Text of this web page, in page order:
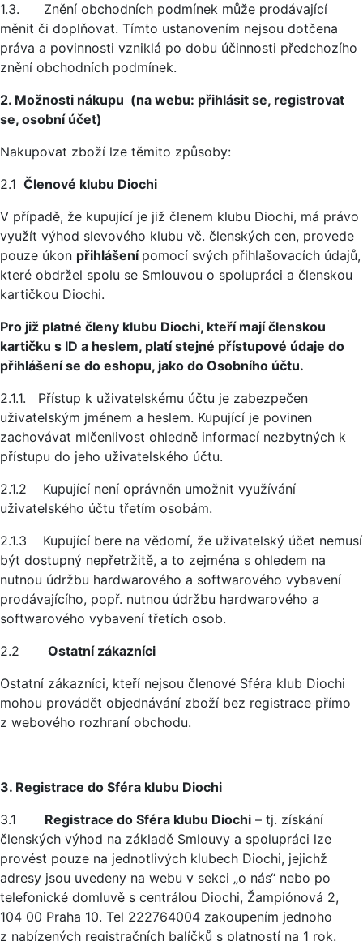
1.3. Znění obchodních podmínek může prodávající
měnit či doplňovat. Tímto ustanovením nejsou dotčena
práva a povinnosti vzniklá po dobu účinnosti předchozího
znění obchodních podmínek.
2. Možnosti nákupu (na webu: přihlásit se, registrovat
se, osobní účet)
Nakupovat zboží lze těmito způsoby:
2.1 Členové klubu Diochi
V případě, že kupující je již členem klubu Diochi, má právo
využít výhod slevového klubu vč. členských cen, provede
pouze úkon přihlášení pomocí svých přihlašovacích údajů,
které obdržel spolu se Smlouvou o spolupráci a členskou
kartičkou Diochi.
Pro již platné členy klubu Diochi, kteří mají členskou
kartičku s ID a heslem, platí stejné přístupové údaje do
přihlášení se do eshopu, jako do Osobního účtu.
2.1.1. Přístup k uživatelskému účtu je zabezpečen
uživatelským jménem a heslem. Kupující je povinen
zachovávat mlčenlivost ohledně informací nezbytných k
přístupu do jeho uživatelského účtu.
2.1.2 Kupující není oprávněn umožnit využívání
uživatelského účtu třetím osobám.
2.1.3 Kupující bere na vědomí, že uživatelský účet nemusí
být dostupný nepřetržitě, a to zejména s ohledem na
nutnou údržbu hardwarového a softwarového vybavení
prodávajícího, popř. nutnou údržbu hardwarového a
softwarového vybavení třetích osob.
2.2 Ostatní zákazníci
Ostatní zákazníci, kteří nejsou členové Sféra klub Diochi
mohou provádět objednávání zboží bez registrace přímo
z webového rozhraní obchodu.
3. Registrace do Sféra klubu Diochi
3.1 Registrace do Sféra klubu Diochi – tj. získání
členských výhod na základě Smlouvy a spolupráci lze
provést pouze na jednotlivých klubech Diochi, jejichž
adresy jsou uvedeny na webu v sekci „o nás“ nebo po
telefonické domluvě s centrálou Diochi, Žampiónová 2,
104 00 Praha 10. Tel 222764004 zakoupením jednoho
z nabízených registračních balíčků s platností na 1 rok.